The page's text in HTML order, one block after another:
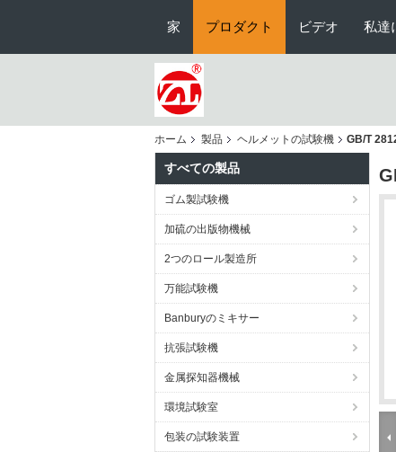
家 プロダクト ビデオ 私達
ホーム 製品 ヘルメットの試験機 GB/T
すべての製品
ゴム製試験機
加硫の出版物機械
2つのロール製造所
万能試験機
Banburyのミキサー
抗張試験機
金属探知器機械
環境試験室
包装の試験装置